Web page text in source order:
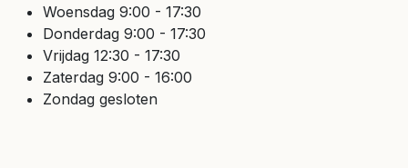
Woensdag 9:00 - 17:30
Donderdag 9:00 - 17:30
Vrijdag 12:30 - 17:30
Zaterdag 9:00 - 16:00
Zondag gesloten